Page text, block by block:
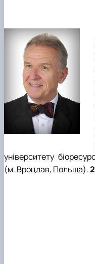
університету
(м. Вроцлав, Польща).